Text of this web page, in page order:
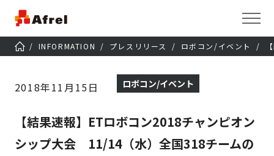
INFORMATION プレスリリース ロボコン/イベント
2018年11月15日 ロボコン/イベント
【結果速報】ETロボコン2018チャンピオン
シップ大会 11/14（水）全国318チームの